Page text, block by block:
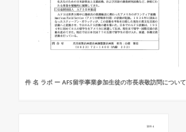
件 名 ラボ ー AFS留学事業参加生徒の市長表敬訪問について